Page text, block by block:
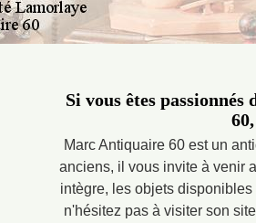
Si vous êtes
Marc Antiquaire 60 est un
anciens, il vous invite à venir
intègre, les objets
n'hésitez pas à visiter son